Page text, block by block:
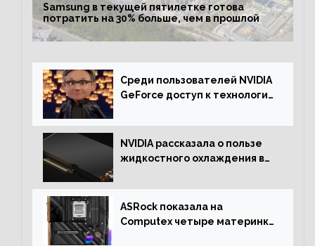
Samsung в текущей пятилетке готова
потратить на 30% больше, чем в прошлой
Среди пользователей NVIDIA
GeForce доступ к технологии
NVIDIA рассказала о пользе
жидкостного охлаждения в
ASRock показала на
Computex четыре материнки